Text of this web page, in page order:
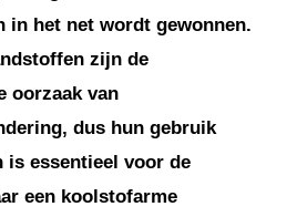
in het net wordt gewonnen.
zijn de
oorzaak van
dus hun gebruik
is essentieel voor de
een koolstofarme